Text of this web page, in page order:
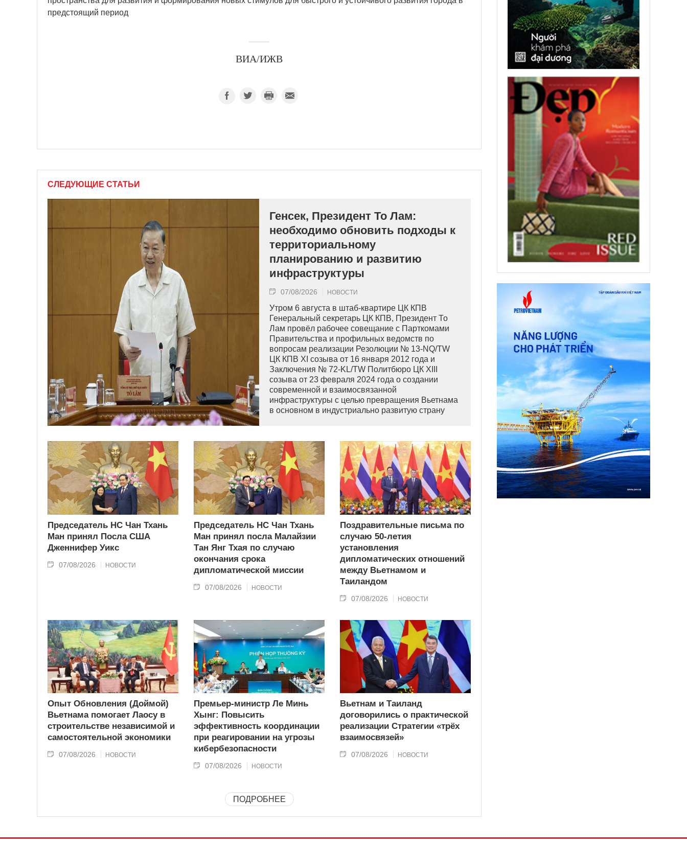
предстоящий период
ВИА/ИЖВ
СЛЕДУЮЩИЕ СТАТЬИ
Генсек, Президент То Лам:
необходимо обновить подходы к
территориальному
планированию и развитию
инфраструктуры
07/08/2026 НОВОСТИ
Утром 6 августа в штаб-квартире ЦК КПВ
Генеральный секретарь ЦК КПВ, Президент То
Лам провёл рабочее совещание с Парткомами
Правительства и профильных ведомств по
вопросам реализации Резолюции № 13-NQ/TW
ЦК КПВ XI созыва от 16 января 2012 года и
Заключения № 72-KL/TW Политбюро ЦК XIII
созыва от 23 февраля 2024 года о создании
современной и взаимосвязанной
инфраструктуры с целью превращения Вьетнама
в основном в индустриально развитую страну
Председатель НС Чан Тхань
Ман принял Посла США
Дженнифер Уикс
07/08/2026 НОВОСТИ
Председатель НС Чан Тхань
Ман принял посла Малайзии
Тан Янг Тхая по случаю
окончания срока
дипломатической миссии
07/08/2026 НОВОСТИ
Поздравительные письма по
случаю 50-летия
установления
дипломатических отношений
между Вьетнамом и
Таиландом
07/08/2026 НОВОСТИ
Опыт Обновления (Доймой)
Вьетнама помогает Лаосу в
строительстве независимой и
самостоятельной экономики
07/08/2026 НОВОСТИ
Премьер-министр Ле Минь
Хынг: Повысить
эффективность координации
при реагировании на угрозы
кибербезопасности
07/08/2026 НОВОСТИ
Вьетнам и Таиланд
договорились о практической
реализации Стратегии «трёх
взаимосвязей»
07/08/2026 НОВОСТИ
ПОДРОБНЕЕ